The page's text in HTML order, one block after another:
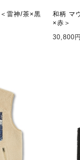
雷神/茶×黒
和柄 マ
×赤＞
30,800